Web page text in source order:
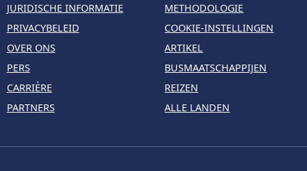
JURIDISCHE INFORMATIE
PRIVACYBELEID
OVER ONS
PERS
CARRIÈRE
PARTNERS
METHODOLOGIE
COOKIE-INSTELLINGEN
ARTIKEL
BUSMAATSCHAPPIJEN
REIZEN
ALLE LANDEN